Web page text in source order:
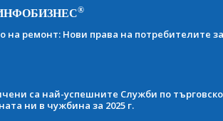
®
на ремонт: Нови права на потребителите
са най-успешните Служби по
ни в чужбина за 2025 г.